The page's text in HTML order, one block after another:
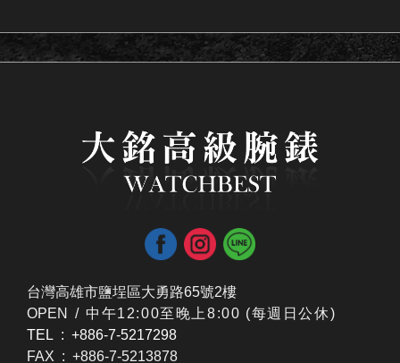
台灣高雄市鹽埕區大勇路65號2樓
OPEN / ​中午12:00至晚上8:00 (每週日公休)
TEL : +886-7-5217298
FAX : +886-7-5213878